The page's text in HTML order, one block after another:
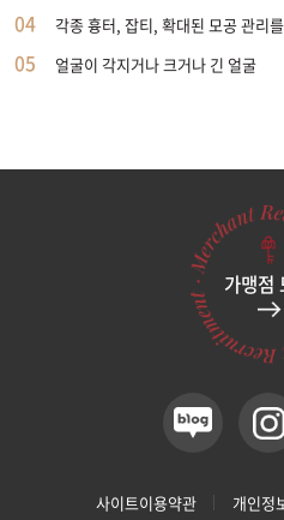
04 각종 흉터, 잡티, 확대된 모공 관리
05 얼굴이 각지거나 크거나 긴 얼굴
가맹점
사이트이용약관 개인정